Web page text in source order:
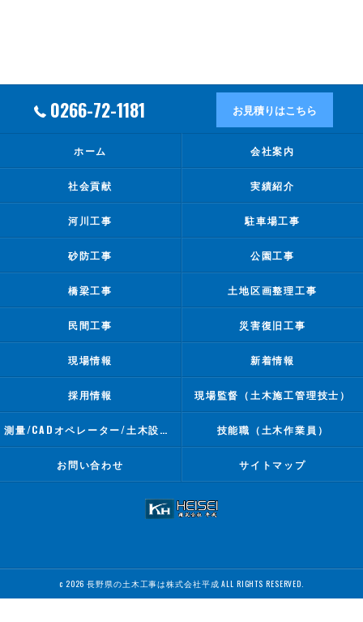
0266-72-1181 お見積りはこちら
ホーム 会社案内
社会貢献 実績紹介
河川工事 駐車場工事
砂防工事 公園工事
橋梁工事 土地区画整理工事
民間工事 災害復旧工事
現場情報 新着情報
採用情報 現場監督（土木施工管理技士）
測量/CADオペレーター/土木設計業務 技能職（土木作業員）
お問い合わせ サイトマップ
c 2026 長野県の土木工事は株式会社平成 ALL RIGHTS RESERVED.